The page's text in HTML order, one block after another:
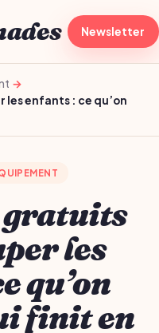
À la une
Newsletter
enfants : ce qu’on
les
qu’on
finit en